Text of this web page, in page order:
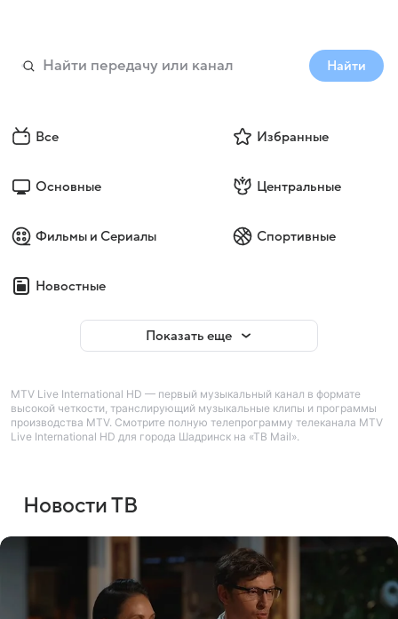
Найти
Все Избранные
Основные Центральные
Фильмы и Сериалы Спортивные
Новостные
Показать еще
MTV Live International HD — первый музыкальный канал в формате
высокой четкости, транслирующий музыкальные клипы и программы
производства MTV. Смотрите полную телепрограмму телеканала MTV
Live International HD для города Шадринск на «ТВ Mail».
Новости ТВ